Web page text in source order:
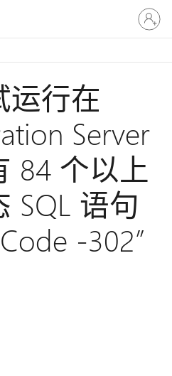
请
登
录
运行在
Server
84 个以上
SQL 语句
-302”